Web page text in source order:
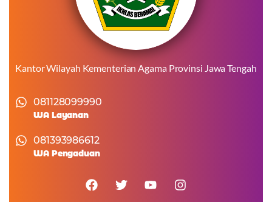
Kantor Wilayah Kementerian Agama Provinsi Jawa Tengah
081128099990
WA Layanan
081393986612
WA Pengaduan